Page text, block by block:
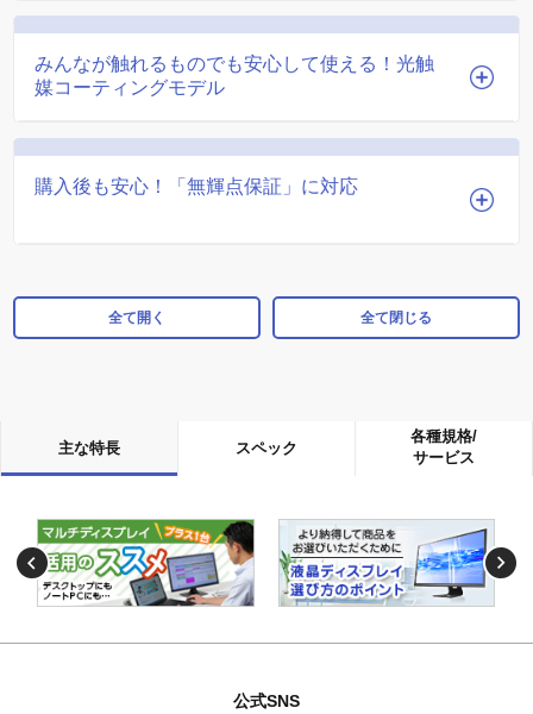
みんなが触れるものでも安心して使える！光触
媒コーティングモデル
購入後も安心！「無輝点保証」に対応
全て開く 全て閉じる
主な特長 スペック
各種規格/
サービス
公式SNS